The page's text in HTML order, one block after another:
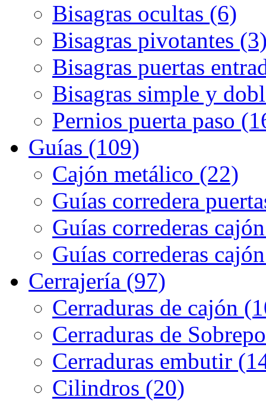
Bisagras ocultas (6)
Bisagras pivotantes
Bisagras puertas
Bisagras simple y
Pernios puerta paso
Guías (109)
Cajón metálico (22)
Guías corredera
Guías correderas
Guías correderas
Cerrajería (97)
Cerraduras de cajón
Cerraduras de
Cerraduras embutir
Cilindros (20)